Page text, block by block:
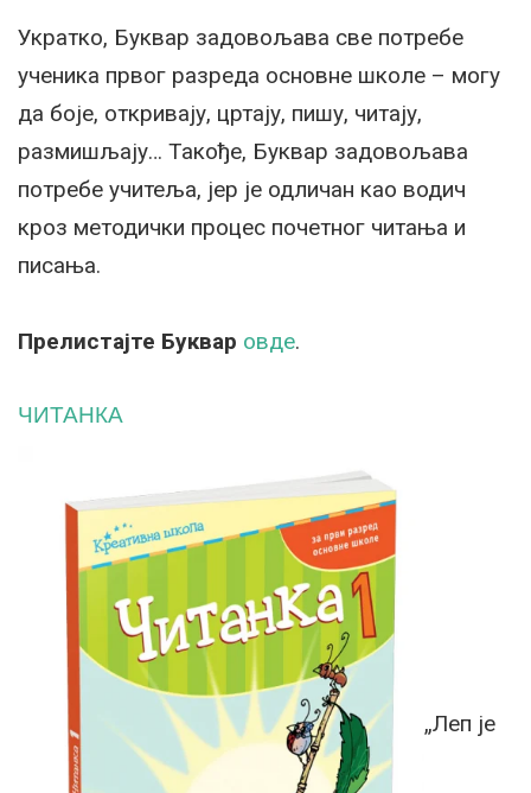
Укратко, Буквар задовољава све потребе
ученика првог разреда основне школе – могу
да боје, откривају, цртају, пишу, читају,
размишљају… Такође, Буквар задовољава
потребе учитеља, јер је одличан као водич
кроз методички процес почетног читања и
писања.
Прелистајте Буквар овде.
ЧИТАНКА
„Леп је